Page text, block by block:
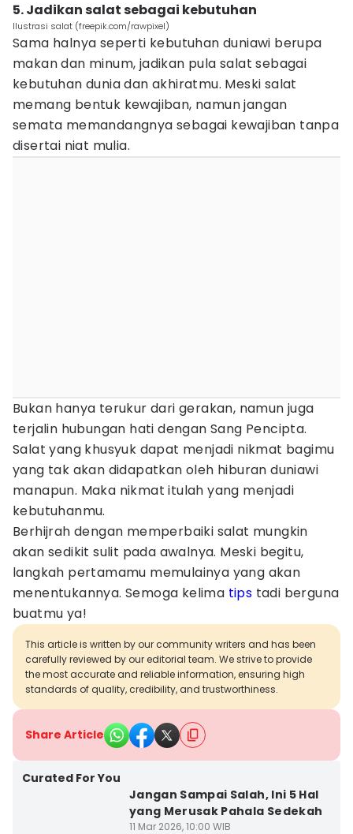
5. Jadikan salat sebagai kebutuhan
Ilustrasi salat (freepik.com/rawpixel)
Sama halnya seperti kebutuhan duniawi berupa
makan dan minum, jadikan pula salat sebagai
kebutuhan dunia dan akhiratmu. Meski salat
memang bentuk kewajiban, namun jangan
semata memandangnya sebagai kewajiban tanpa
disertai niat mulia.
Bukan hanya terukur dari gerakan, namun juga
terjalin hubungan hati dengan Sang Pencipta.
Salat yang khusyuk dapat menjadi nikmat bagimu
yang tak akan didapatkan oleh hiburan duniawi
manapun. Maka nikmat itulah yang menjadi
kebutuhanmu.
Berhijrah dengan memperbaiki salat mungkin
akan sedikit sulit pada awalnya. Meski begitu,
langkah pertamamu memulainya yang akan
menentukannya. Semoga kelima tips tadi berguna
buatmu ya!
This article is written by our community writers and has been
carefully reviewed by our editorial team. We strive to provide
the most accurate and reliable information, ensuring high
standards of quality, credibility, and trustworthiness.
Share Article
Curated For You
Jangan Sampai Salah, Ini 5 Hal
yang Merusak Pahala Sedekah
11 Mar 2026, 10:00 WIB